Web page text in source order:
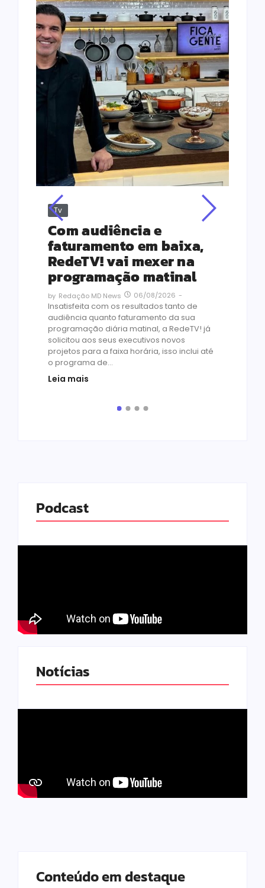
Tv
Com audiência e
faturamento em baixa,
RedeTV! vai mexer na
programação matinal
by Redação MD News 06/08/2026 -
Insatisfeita com os resultados tanto de
audiência quanto faturamento da sua
programação diária matinal, a RedeTV! já
solicitou aos seus executivos novos
projetos para a faixa horária, isso inclui até
o programa de...
Leia mais
Podcast
Notícias
Conteúdo em destaque